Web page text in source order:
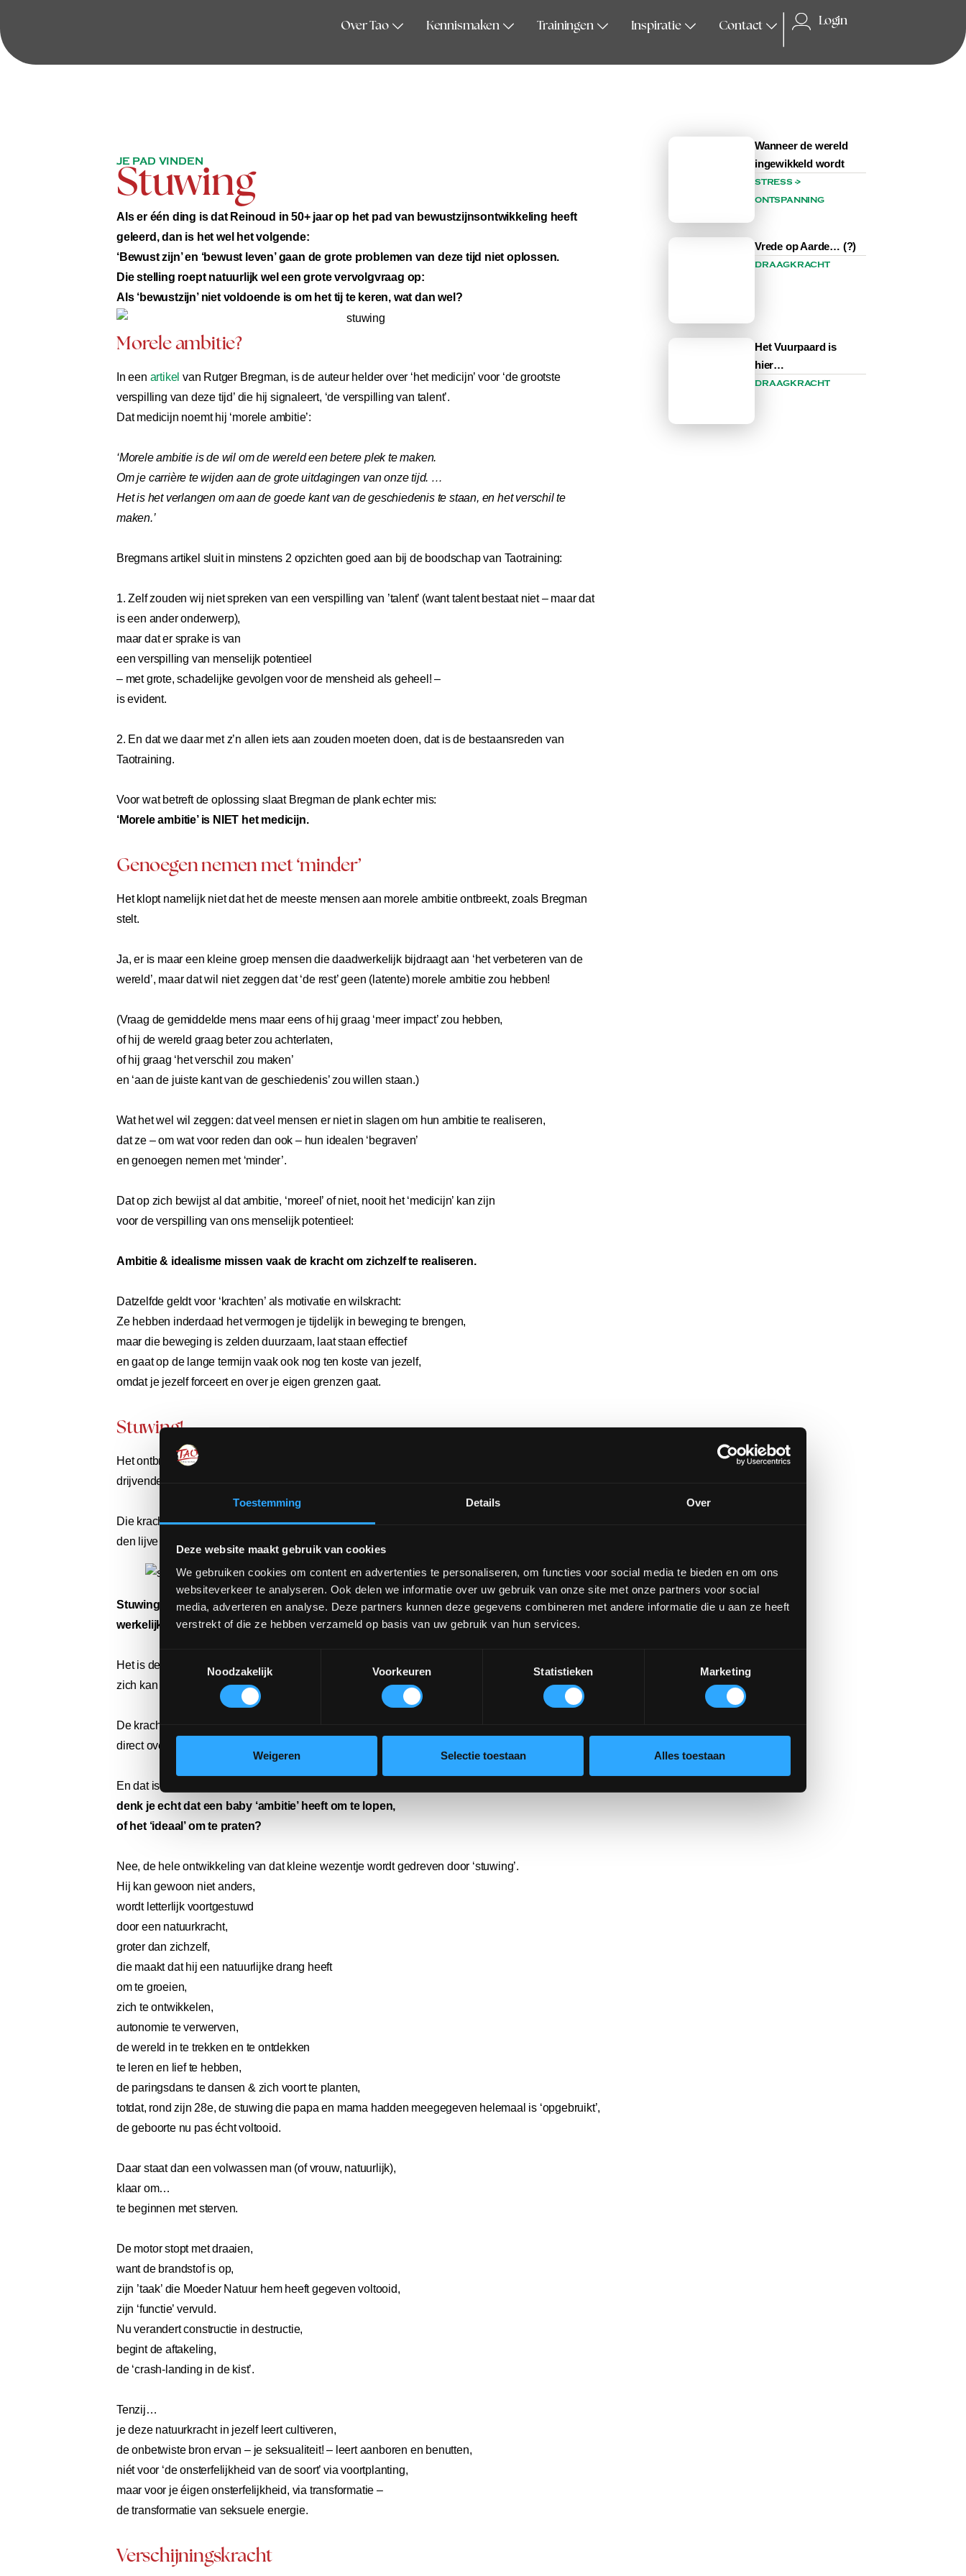
Toestemming Details Over
Deze website maakt gebruik van cookies
We gebruiken cookies om content en advertenties te personaliseren, om functies voor social media te bieden en om ons
websiteverkeer te analyseren. Ook delen we informatie over uw gebruik van onze site met onze partners voor social
media, adverteren en analyse. Deze partners kunnen deze gegevens combineren met andere informatie die u aan ze heeft
verstrekt of die ze hebben verzameld op basis van uw gebruik van hun services.
Noodzakelijk
Voorkeuren Statistieken Marketing
Weigeren Selectie toestaan Alles toestaan
Over Tao Kennismaken Trainingen Inspiratie Contact Login
JE PAD VINDEN
Stuwing
Als er één ding is dat Reinoud in 50+ jaar op het pad van bewustzijnsontwikkeling heeft
geleerd, dan is het wel het volgende:
‘Bewust zijn’ en ‘bewust leven’ gaan de grote problemen van deze tijd niet oplossen.
Die stelling roept natuurlijk wel een grote vervolgvraag op:
Als ‘bewustzijn’ niet voldoende is om het tij te keren, wat dan wel?
Morele ambitie?
In een artikel van Rutger Bregman, is de auteur helder over ‘het medicijn’ voor ‘de grootste
verspilling van deze tijd’ die hij signaleert, ‘de verspilling van talent’.
Dat medicijn noemt hij ‘morele ambitie’:
‘Morele ambitie is de wil om de wereld een betere plek te maken.
Om je carrière te wijden aan de grote uitdagingen van onze tijd. …
Het is het verlangen om aan de goede kant van de geschiedenis te staan, en het verschil te
maken.’
Bregmans artikel sluit in minstens 2 opzichten goed aan bij de boodschap van Taotraining:
1. Zelf zouden wij niet spreken van een verspilling van ’talent’ (want talent bestaat niet – maar dat
is een ander onderwerp),
maar dat er sprake is van
een verspilling van menselijk potentieel
– met grote, schadelijke gevolgen voor de mensheid als geheel! –
is evident.
2. En dat we daar met z’n allen iets aan zouden moeten doen, dat is de bestaansreden van
Taotraining.
Voor wat betreft de oplossing slaat Bregman de plank echter mis:
‘Morele ambitie’ is NIET het medicijn.
Genoegen nemen met ‘minder’
Het klopt namelijk niet dat het de meeste mensen aan morele ambitie ontbreekt, zoals Bregman
stelt.
Ja, er is maar een kleine groep mensen die daadwerkelijk bijdraagt aan ‘het verbeteren van de
wereld’, maar dat wil niet zeggen dat ‘de rest’ geen (latente) morele ambitie zou hebben!
(Vraag de gemiddelde mens maar eens of hij graag ‘meer impact’ zou hebben,
of hij de wereld graag beter zou achterlaten,
of hij graag ‘het verschil zou maken’
en ‘aan de juiste kant van de geschiedenis’ zou willen staan.)
Wat het wel wil zeggen: dat veel mensen er niet in slagen om hun ambitie te realiseren,
dat ze – om wat voor reden dan ook – hun idealen ‘begraven’
en genoegen nemen met ‘minder’.
Dat op zich bewijst al dat ambitie, ‘moreel’ of niet, nooit het ‘medicijn’ kan zijn
voor de verspilling van ons menselijk potentieel:
Ambitie & idealisme missen vaak de kracht om zichzelf te realiseren.
Datzelfde geldt voor ‘krachten’ als motivatie en wilskracht:
Ze hebben inderdaad het vermogen je tijdelijk in beweging te brengen,
maar die beweging is zelden duurzaam, laat staan effectief
en gaat op de lange termijn vaak ook nog ten koste van jezelf,
omdat je jezelf forceert en over je eigen grenzen gaat.
Stuwing!
Het ontbreekt ons dus niet per se aan idealen of ambities, maar aan de duurzame, constructieve
drijvende kracht om die te realiseren.
Die kracht bestáát echter wel – en sterker nog, we hebben hem allemaal potentieel in ons én aan
den lijve ervaren:
Stuwing is (of als je ouder bent dan 28: wás) de motor onder jouw aanwezigheid in de
werkelijkheid.
Het is de constructieve natuurkracht die maakt dat een bevruchte eicel
zich kan ontwikkelen tot kant-en-klare baby met alles erop en eraan.
De kracht waardoor die baby, nog maar nét geboren,
direct over de buik van de mama naar de borst beweegt, op zoek naar melk.
En dat is pas het begin: want
denk je echt dat een baby ‘ambitie’ heeft om te lopen,
of het ‘ideaal’ om te praten?
Nee, de hele ontwikkeling van dat kleine wezentje wordt gedreven door ‘stuwing’.
Hij kan gewoon niet anders,
wordt letterlijk voortgestuwd
door een natuurkracht,
groter dan zichzelf,
die maakt dat hij een natuurlijke drang heeft
om te groeien,
zich te ontwikkelen,
autonomie te verwerven,
de wereld in te trekken en te ontdekken
te leren en lief te hebben,
de paringsdans te dansen & zich voort te planten,
totdat, rond zijn 28e, de stuwing die papa en mama hadden meegegeven helemaal is ‘opgebruikt’,
de geboorte nu pas écht voltooid.
Daar staat dan een volwassen man (of vrouw, natuurlijk),
klaar om…
te beginnen met sterven.
De motor stopt met draaien,
want de brandstof is op,
zijn ’taak’ die Moeder Natuur hem heeft gegeven voltooid,
zijn ‘functie’ vervuld.
Nu verandert constructie in destructie,
begint de aftakeling,
de ‘crash-landing in de kist’.
Tenzij…
je deze natuurkracht in jezelf leert cultiveren,
de onbetwiste bron ervan – je seksualiteit! – leert aanboren en benutten,
niét voor ‘de onsterfelijkheid van de soort’ via voortplanting,
maar voor je éigen onsterfelijkheid, via transformatie –
de transformatie van seksuele energie.
Verschijningskracht
Wanneer de wereld
ingewikkeld wordt
STRESS ->
ONTSPANNING
Vrede op Aarde… (?)
DRAAGKRACHT
Het Vuurpaard is
hier…
DRAAGKRACHT